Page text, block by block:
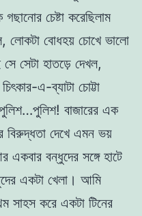
চেষ্টা করেছিলাম
লোকটা বোধহয় চোখে ভালো
সে সেটা হাতড়ে দেখল,
এ-ব্যাটা চোট্টা
বাজারের এক
দেখে এমন ভয়
একবার বন্ধুদের সঙ্গে হাটে
একটা খেলা। আমি
সাহস করে একটা টিনের